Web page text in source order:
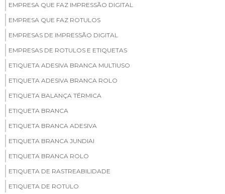
EMPRESA QUE FAZ IMPRESSÃO DIGITAL
EMPRESA QUE FAZ ROTULOS
EMPRESAS DE IMPRESSÃO DIGITAL
EMPRESAS DE ROTULOS E ETIQUETAS
ETIQUETA ADESIVA BRANCA MULTIUSO
ETIQUETA ADESIVA BRANCA ROLO
ETIQUETA BALANÇA TÉRMICA
ETIQUETA BRANCA
ETIQUETA BRANCA ADESIVA
ETIQUETA BRANCA JUNDIAI
ETIQUETA BRANCA ROLO
ETIQUETA DE RASTREABILIDADE
ETIQUETA DE ROTULO